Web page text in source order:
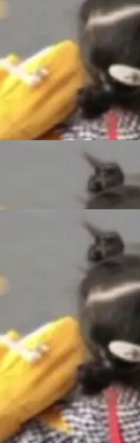
本届赛事
术挑战，
万亿，
，在编
实现了全
题，还能
得信赖的
台获得 Q
视频。
章出来，
国内的视
参数，今
面了。一
三个模块
理解和编
心生成模
（开
超
开启公
V
0731）
V4-
体能力
多项基准
配置，一
容如下：
个回归
/var/run -
6.5.3 现
值的问
大小手柄
Ty
在大列表
DeepS
Intellige
上，13
：$0.03
Index 得
它前面
Fable
Kimi K3
全
发布我们
。 DevO
代码管理
引擎，我
期的管理
底层代码
程、智能
行
点总让新
选的。 S
服务